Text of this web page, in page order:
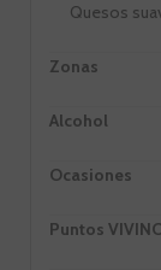
Quesos
Zonas
Alcohol
Ocasiones
Puntos